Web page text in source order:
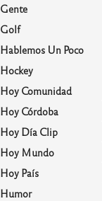
Gente
Golf
Hablemos Un Poco
Hockey
Hoy Comunidad
Hoy Córdoba
Hoy Día Clip
Hoy Mundo
Hoy País
Humor